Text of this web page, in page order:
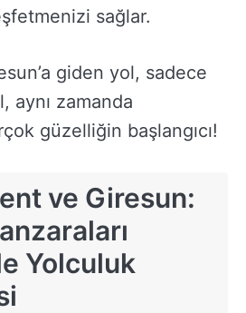
sağlar.
giden yol, sadece
aynı zamanda
güzelliğin başlangıcı!
ve Giresun:
Yolculuk